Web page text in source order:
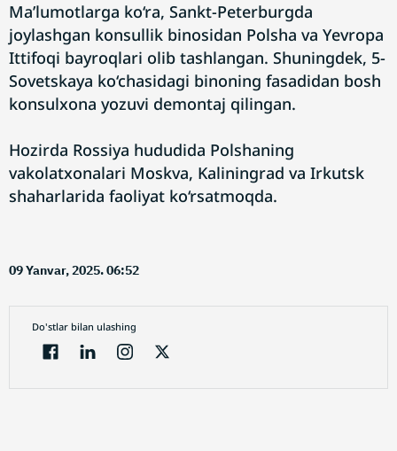
Ma’lumotlarga ko‘ra, Sankt-Peterburgda
joylashgan konsullik binosidan Polsha va Yevropa
Ittifoqi bayroqlari olib tashlangan. Shuningdek, 5-
Sovetskaya ko‘chasidagi binoning fasadidan bosh
konsulxona yozuvi demontaj qilingan.
Hozirda Rossiya hududida Polshaning
vakolatxonalari Moskva, Kaliningrad va Irkutsk
shaharlarida faoliyat ko‘rsatmoqda.
09 Yanvar, 2025. 06:52
Do'stlar bilan ulashing